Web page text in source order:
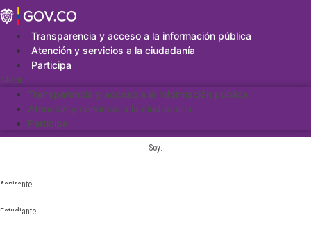
Saltar
al
contenidoTransparencia y acceso a la información pública
Atención y servicios a la ciudadanía
Participa
Menu
Transparencia y acceso a la información pública
Atención y servicios a la ciudadanía
Participa
Soy:
Aspirante
Estudiante